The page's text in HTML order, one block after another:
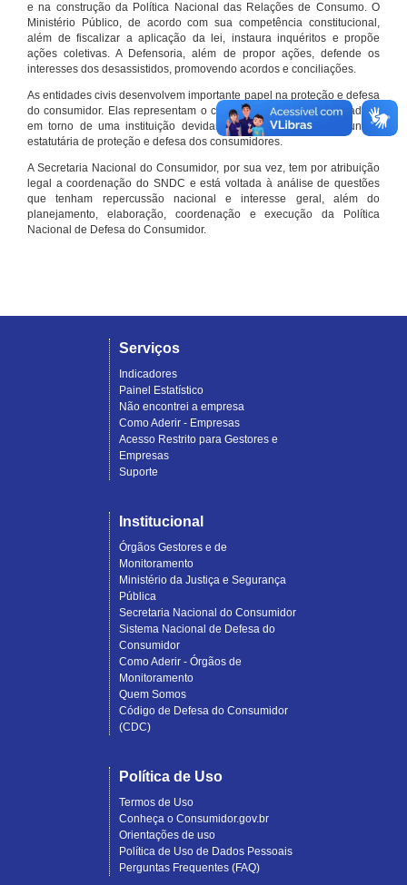
e na construção da Política Nacional das Relações de Consumo. O
Ministério Público, de acordo com sua competência constitucional,
além de fiscalizar a aplicação da lei, instaura inquéritos e propõe
ações coletivas. A Defensoria, além de propor ações, defende os
interesses dos desassistidos, promovendo acordos e conciliações.
As entidades civis desenvolvem importante papel na proteção e defesa
do consumidor. Elas representam o conjunto organizado de cidadãos
em torno de uma instituição devidamente registrada e com função
estatutária de proteção e defesa dos consumidores.
A Secretaria Nacional do Consumidor, por sua vez, tem por atribuição
legal a coordenação do SNDC e está voltada à análise de questões
que tenham repercussão nacional e interesse geral, além do
planejamento, elaboração, coordenação e execução da Política
Nacional de Defesa do Consumidor.
Serviços
Indicadores
Painel Estatístico
Não encontrei a empresa
Como Aderir - Empresas
Acesso Restrito para Gestores e
Empresas
Suporte
Institucional
Órgãos Gestores e de
Monitoramento
Ministério da Justiça e Segurança
Pública
Secretaria Nacional do Consumidor
Sistema Nacional de Defesa do
Consumidor
Como Aderir - Órgãos de
Monitoramento
Quem Somos
Código de Defesa do Consumidor
(CDC)
Política de Uso
Termos de Uso
Conheça o Consumidor.gov.br
Orientações de uso
Política de Uso de Dados Pessoais
Perguntas Frequentes (FAQ)